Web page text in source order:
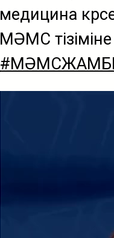
медицина
МӘМС тізіміне